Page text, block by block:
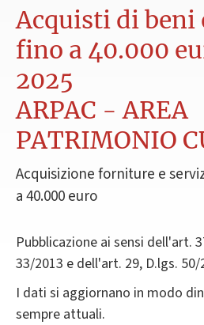
Acquisti di beni
fino a 40.000
2025
ARPAC - AREA
PATRIMONIO
Acquisizione forniture e
a 40.000 euro
Pubblicazione ai sensi dell'art.
33/2013 e dell'art. 29, D.lgs. 50/
I dati si aggiornano in modo
sempre attuali.